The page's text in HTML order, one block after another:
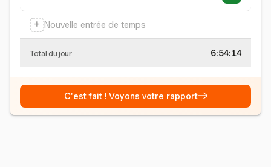
+ Nouvelle entrée de temps
Total du jour 6:54:15
C'est fait ! Voyons votre rapport→